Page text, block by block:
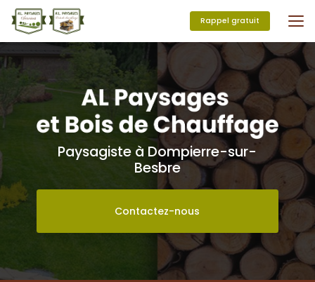
Aller
au
contenu
principal
Rappel gratuit
Paysagiste à Dompierre-sur-
Besbre
Contactez-nous